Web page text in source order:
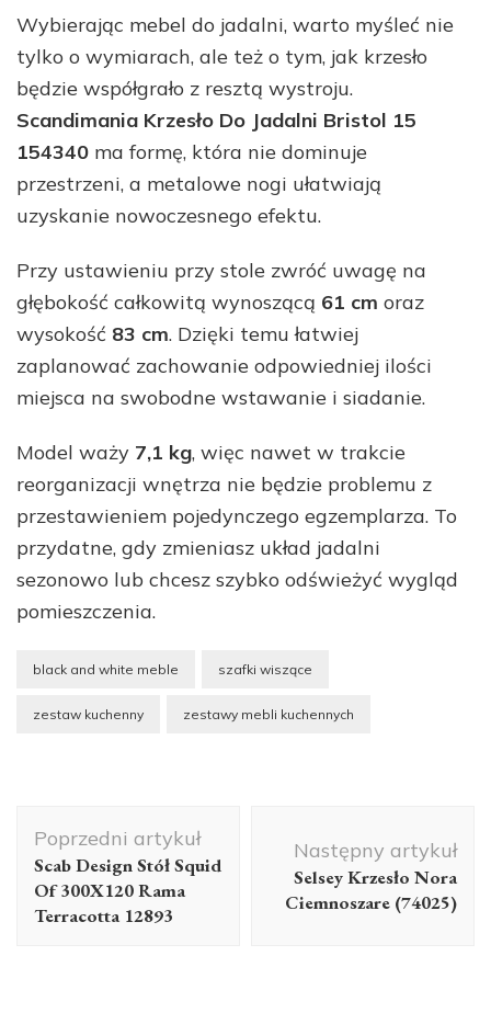
Wybierając mebel do jadalni, warto myśleć nie
tylko o wymiarach, ale też o tym, jak krzesło
będzie współgrało z resztą wystroju.
Scandimania Krzesło Do Jadalni Bristol 15
154340 ma formę, która nie dominuje
przestrzeni, a metalowe nogi ułatwiają
uzyskanie nowoczesnego efektu.
Przy ustawieniu przy stole zwróć uwagę na
głębokość całkowitą wynoszącą 61 cm oraz
wysokość 83 cm. Dzięki temu łatwiej
zaplanować zachowanie odpowiedniej ilości
miejsca na swobodne wstawanie i siadanie.
Model waży 7,1 kg, więc nawet w trakcie
reorganizacji wnętrza nie będzie problemu z
przestawieniem pojedynczego egzemplarza. To
przydatne, gdy zmieniasz układ jadalni
sezonowo lub chcesz szybko odświeżyć wygląd
pomieszczenia.
black and white meble szafki wiszące
zestaw kuchenny zestawy mebli kuchennych
wpisu
Poprzedni artykuł
Scab Design Stół Squid
Of 300X120 Rama
Terracotta 12893
Następny artykuł
Selsey Krzesło Nora
Ciemnoszare (74025)